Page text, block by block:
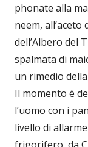
phonate alla
neem, all’aceto
dell’Albero del
spalmata di
un rimedio
Il momento è
l’uomo con i
livello di